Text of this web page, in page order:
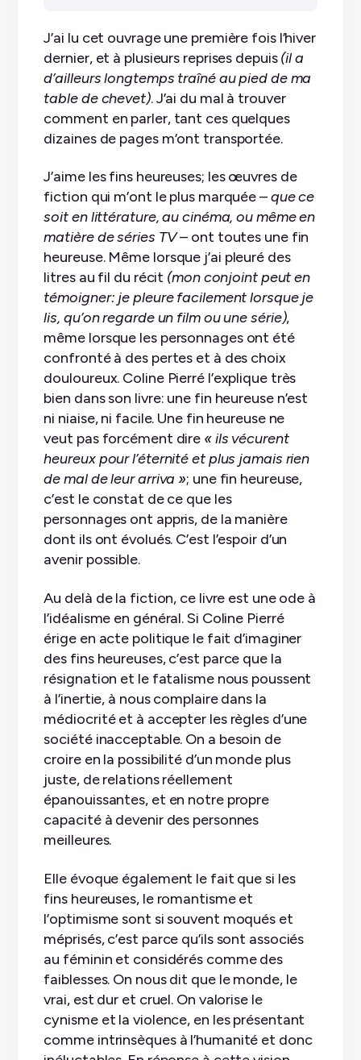
J’ai lu cet ouvrage une première fois l’hiver
dernier, et à plusieurs reprises depuis(il a
d’ailleurs longtemps traîné au pied de ma
table de chevet). J’ai du mal à trouver
comment en parler, tant ces quelques
dizaines de pages m’ont transportée.
J’aime les fins heureuses; les œuvres de
fiction qui m’ont le plus marquée –que ce
soit en littérature, au cinéma, ou même en
matière de séries TV– ont toutes une fin
heureuse. Même lorsque j’ai pleuré des
litres au fil du récit (mon conjoint peut en
témoigner: je pleure facilement lorsque je
lis, qu’on regarde un film ou une série),
même lorsque les personnages ont été
confronté à des pertes et à des choix
douloureux. Coline Pierré l’explique très
bien dans son livre: une fin heureuse n’est
ni niaise, ni facile. Une fin heureuse ne
veut pas forcément dire « ils vécurent
heureux pour l’éternité et plus jamais rien
de mal de leur arriva »; une fin heureuse,
c’est le constat de ce que les
personnages ont appris, de la manière
dont ils ont évolués. C’est l’espoir d’un
avenir possible.
Au delà de la fiction, ce livre est une ode à
l’idéalisme en général. Si Coline Pierré
érige en acte politique le fait d’imaginer
des fins heureuses, c’est parce que la
résignation et le fatalisme nous poussent
à l’inertie, à nous complaire dans la
médiocrité et à accepter les règles d’une
société inacceptable. On a besoin de
croire en la possibilité d’un monde plus
juste, de relations réellement
épanouissantes, et en notre propre
capacité à devenir des personnes
meilleures.
Elle évoque également le fait que si les
fins heureuses, le romantisme et
l’optimisme sont si souvent moqués et
méprisés, c’est parce qu’ils sont associés
au féminin et considérés comme des
faiblesses. On nous dit que le monde, le
vrai, est dur et cruel. On valorise le
cynisme et la violence, en les présentant
comme intrinsèques à l’humanité et donc